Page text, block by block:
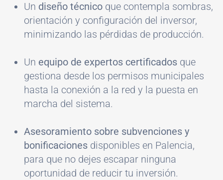
Un diseño técnico que contempla sombras,
orientación y configuración del inversor,
minimizando las pérdidas de producción.
Un equipo de expertos certificados que
gestiona desde los permisos municipales
hasta la conexión a la red y la puesta en
marcha del sistema.
Asesoramiento sobre subvenciones y
bonificaciones disponibles en Palencia,
para que no dejes escapar ninguna
oportunidad de reducir tu inversión.